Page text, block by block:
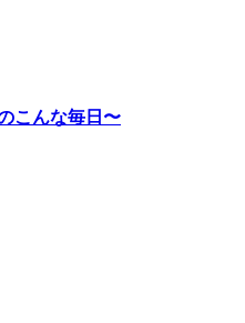
こんな毎日〜